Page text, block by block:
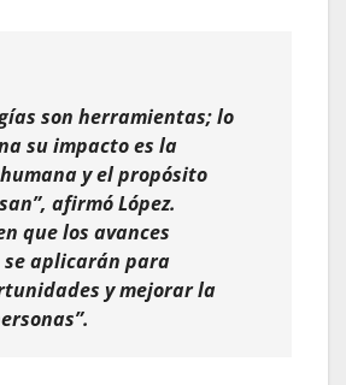
son herramientas; lo
su impacto es la
y el propósito
afirmó López.
que los avances
se aplicarán para
y mejorar la